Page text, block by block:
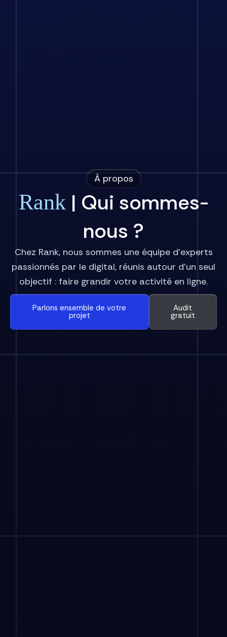
À propos
Rank| Qui sommes-
nous ?
Chez Rank, nous sommes une équipe d’experts
passionnés par le digital, réunis autour d’un seul
objectif : faire grandir votre activité en ligne.
Parlons ensemble de votre
projet
Audit
gratuit